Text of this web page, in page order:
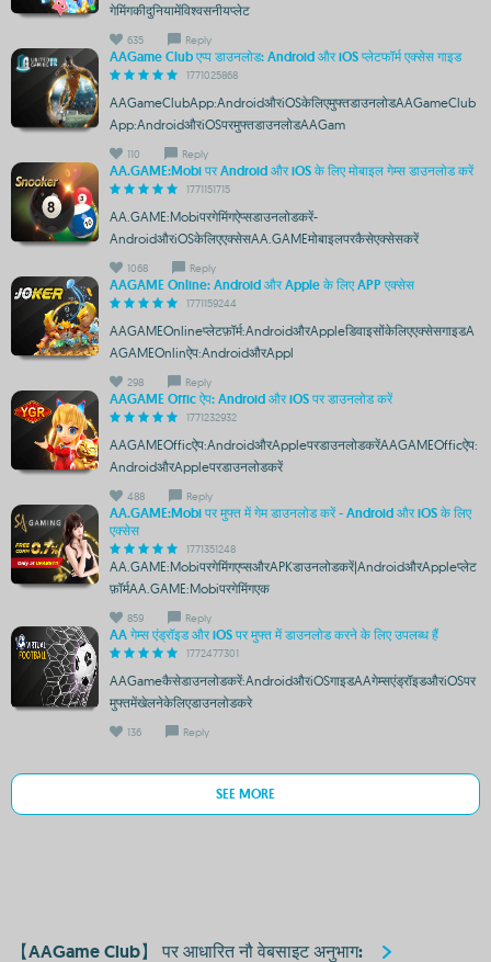
गेमिंगकीदुनियामेंविश्वसनीयप्लेट
635 Reply
AAGame Club एप्प डाउनलोड: Android और iOS प्लेटफॉर्म एक्सेस गाइड
1771025868
AAGameClubApp:AndroidऔरiOSकेलिएमुफ्तडाउनलोडAAGameClub
App:AndroidऔरiOSपरमुफ्तडाउनलोडAAGam
110 Reply
AA.GAME:Mobi पर Android और iOS के लिए मोबाइल गेम्स डाउनलोड करें
1771151715
AA.GAME:Mobiपरगेमिंगऐप्सडाउनलोडकरें-
AndroidऔरiOSकेलिएएक्सेसAA.GAMEमोबाइलपरकैसेएक्सेसकरें
1068 Reply
AAGAME Online: Android और Apple के लिए APP एक्सेस
1771159244
AAGAMEOnlineप्लेटफ़ॉर्म:AndroidऔरAppleडिवाइसोंकेलिएएक्सेसगाइडA
AGAMEOnlinऐप:AndroidऔरAppl
298 Reply
AAGAME Offic ऐप: Android और iOS पर डाउनलोड करें
1771232932
AAGAMEOfficऐप:AndroidऔरAppleपरडाउनलोडकरेंAAGAMEOfficऐप:
AndroidऔरAppleपरडाउनलोडकरें
488 Reply
AA.GAME:Mobi पर मुफ्त में गेम डाउनलोड करें - Android और iOS के लिए
एक्सेस
1771351248
AA.GAME:Mobiपरगेमिंगएप्सऔरAPKडाउनलोडकरें|AndroidऔरAppleप्लेट
फ़ॉर्मAA.GAME:Mobiपरगेमिंगएक
859 Reply
AA गेम्स एंड्रॉइड और iOS पर मुफ्त में डाउनलोड करने के लिए उपलब्ध हैं
1772477301
AAGameकैसेडाउनलोडकरें:AndroidऔरiOSगाइडAAगेम्सएंड्रॉइडऔरiOSपर
मुफ्तमेंखेलनेकेलिएडाउनलोडकरे
136 Reply
SEE MORE
【AAGame Club】 पर आधारित नौ वेबसाइट अनुभाग: